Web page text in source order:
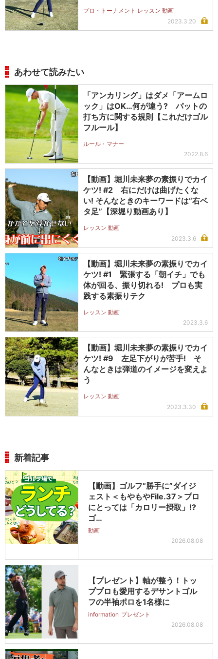
プロ・トーナメント レッスン 動画
2023.3.20
あわせて読みたい
「アンカリング」はダメ「アームロ
ック」はOK…何が違う? パットの
打ち方に関する規則【これだけゴル
フルール】
ルール・マナー
2022.8.6
【動画】堀川未来夢の素振りでカイ
ケツ! #2 右にだけは曲げたくな
い! そんなときのキーワードは“右ベ
タ足”【深堀り動画あり】
レッスン 動画
2023.3.6
【動画】堀川未来夢の素振りでカイ
ケツ! #1 緊張する「朝イチ」でも
体が回る、振り切れる! プロも実
践する素振りテク
レッスン 動画
2023.3.6
【動画】堀川未来夢の素振りでカイ
ケツ! #9 左足下がりが苦手! そ
んなときは弾道のイメージを変えよ
う
レッスン 動画
2023.3.30
新着記事
【動画】ゴルフ“勝手に”ダイジ
ェスト＜もやもやFile.37＞プロ
にとっては「カロリー摂取」!?
ゴ…
動画
2026.08.08
【プレゼント】軸が整う！トッ
ププロも愛用するデサントゴル
フの半袖ポロを1名様に
information プレゼント
2026.08.08